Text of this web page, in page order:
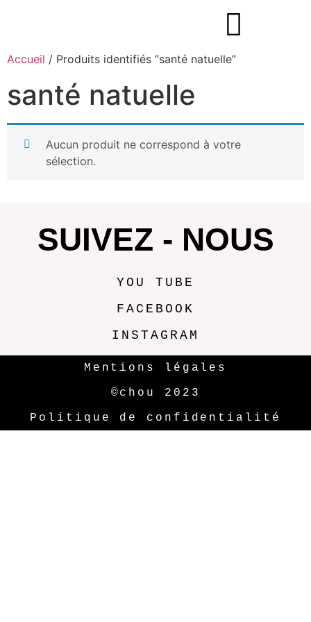
Accueil / Produits identifiés “santé natuelle”
santé natuelle
Aucun produit ne correspond à votre
sélection.
SUIVEZ - NOUS
YOU TUBE
FACEBOOK
INSTAGRAM
Mentions légales
©chou 2023
Politique de confidentialité